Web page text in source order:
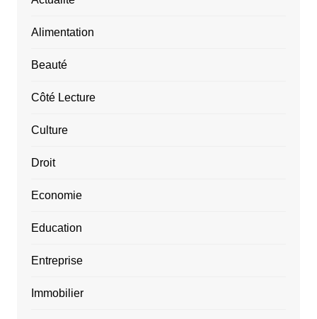
Alimentation
Beauté
Côté Lecture
Culture
Droit
Economie
Education
Entreprise
Immobilier